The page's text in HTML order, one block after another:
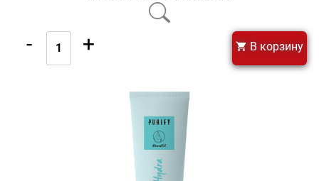
- + В корзину